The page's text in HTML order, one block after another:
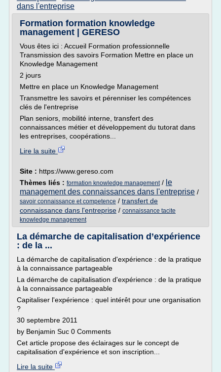
dans l'entreprise
Formation formation knowledge
management | GERESO
Vous êtes ici : Accueil Formation professionnelle
Transmission des savoirs Formation Mettre en place un
Knowledge Management
2 jours
Mettre en place un Knowledge Management
Transmettre les savoirs et pérenniser les compétences
clés de l'entreprise
Plan seniors, mobilité interne, transfert des
connaissances métier et développement du tutorat dans
les entreprises, coopérations...
Lire la suite
Site : https://www.gereso.com
Thèmes liés : formation knowledge management/ le
management des connaissances dans l'entreprise /
savoir connaissance et competence / transfert de
connaissance dans l'entreprise / connaissance tacite
knowledge management
La démarche de capitalisation d’expérience
: de la ...
La démarche de capitalisation d'expérience : de la pratique
à la connaissance partageable
La démarche de capitalisation d'expérience : de la pratique
à la connaissance partageable
Capitaliser l'expérience : quel intérêt pour une organisation
?
30 septembre 2011
by Benjamin Suc 0 Comments
Cet article propose des éclairages sur le concept de
capitalisation d'expérience et son inscription...
Lire la suite